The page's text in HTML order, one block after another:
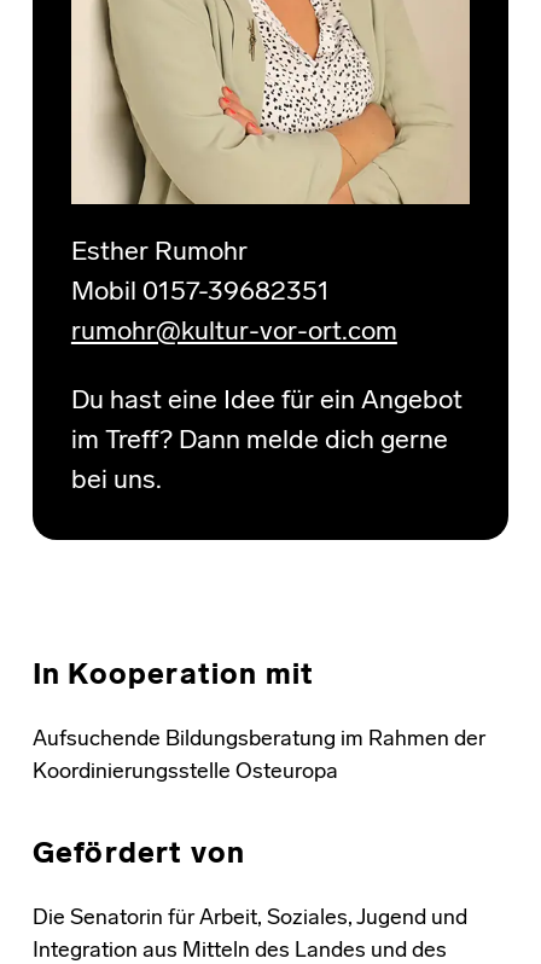
Esther Rumohr
Mobil 0157-39682351
rumohr@kultur-vor-ort.com
Du hast eine Idee für ein Angebot
im Treff? Dann melde dich gerne
bei uns.
In Kooperation mit
Aufsuchende Bildungsberatung im Rahmen der
Koordinierungsstelle Osteuropa
Gefördert von
Die Senatorin für Arbeit, Soziales, Jugend und
Integration aus Mitteln des Landes und des